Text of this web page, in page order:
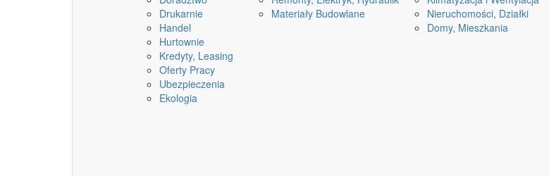
Drukarnie
Handel
Hurtownie
Kredyty, Leasing
Oferty Pracy
Ubezpieczenia
Ekologia
Materiały Budowlane
Nieruchomości, Działki
Domy, Mieszkania